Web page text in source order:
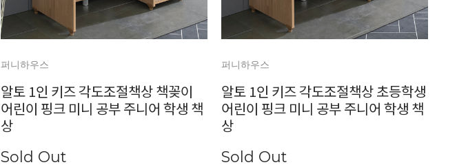
퍼니하우스
알토 1인 키즈 각도조절책상 책꽂이
어린이 핑크 미니 공부 주니어 학생 책
상
Sold Out
퍼니하우스
알토 1인 키즈 각도조절책상 초등학생
어린이 핑크 미니 공부 주니어 학생 책
상
Sold Out